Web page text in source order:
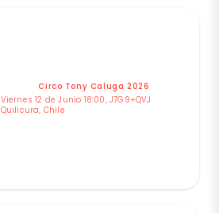
Circo Tony Caluga 2026
Viernes 12 de Junio 18:00, J7G9+QVJ
Quilicura, Chile